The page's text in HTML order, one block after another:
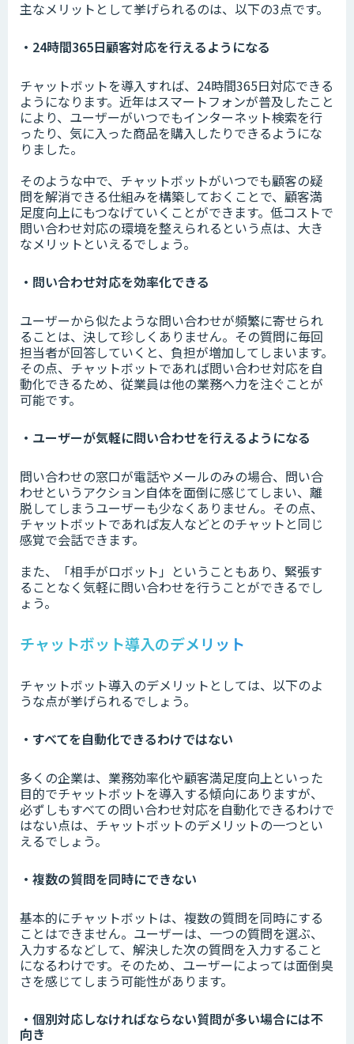
主なメリットとして挙げられるのは、以下の3点です。
・24時間365日顧客対応を行えるようになる
チャットボットを導入すれば、24時間365日対応できる
ようになります。近年はスマートフォンが普及したこと
により、ユーザーがいつでもインターネット検索を行
ったり、気に入った商品を購入したりできるようにな
りました。
そのような中で、チャットボットがいつでも顧客の疑
問を解消できる仕組みを構築しておくことで、顧客満
足度向上にもつなげていくことができます。低コストで
問い合わせ対応の環境を整えられるという点は、大き
なメリットといえるでしょう。
・問い合わせ対応を効率化できる
ユーザーから似たような問い合わせが頻繁に寄せられ
ることは、決して珍しくありません。その質問に毎回
担当者が回答していくと、負担が増加してしまいます。
その点、チャットボットであれば問い合わせ対応を自
動化できるため、従業員は他の業務へ力を注ぐことが
可能です。
・ユーザーが気軽に問い合わせを行えるようになる
問い合わせの窓口が電話やメールのみの場合、問い合
わせというアクション自体を面倒に感じてしまい、離
脱してしまうユーザーも少なくありません。その点、
チャットボットであれば友人などとのチャットと同じ
感覚で会話できます。
また、「相手がロボット」ということもあり、緊張す
ることなく気軽に問い合わせを行うことができるでし
ょう。
チャットボット導入のデメリット
チャットボット導入のデメリットとしては、以下のよ
うな点が挙げられるでしょう。
・すべてを自動化できるわけではない
多くの企業は、業務効率化や顧客満足度向上といった
目的でチャットボットを導入する傾向にありますが、
必ずしもすべての問い合わせ対応を自動化できるわけで
はない点は、チャットボットのデメリットの一つとい
えるでしょう。
・複数の質問を同時にできない
基本的にチャットボットは、複数の質問を同時にする
ことはできません。ユーザーは、一つの質問を選ぶ、
入力するなどして、解決した次の質問を入力すること
になるわけです。そのため、ユーザーによっては面倒臭
さを感じてしまう可能性があります。
・個別対応しなければならない質問が多い場合には不
向き